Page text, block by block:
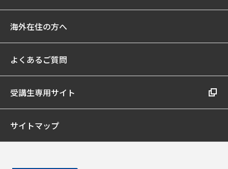
海外在住の方へ
よくあるご質問
受講生専用サイト
サイトマップ